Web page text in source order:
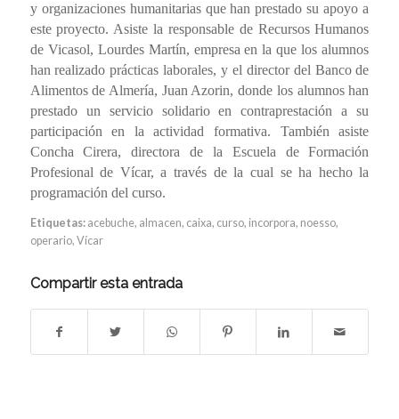
y organizaciones humanitarias que han prestado su apoyo a
este proyecto. Asiste la responsable de Recursos Humanos
de Vicasol, Lourdes Martín, empresa en la que los alumnos
han realizado prácticas laborales, y el director del Banco de
Alimentos de Almería, Juan Azorin, donde los alumnos han
prestado un servicio solidario en contraprestación a su
participación en la actividad formativa. También asiste
Concha Cirera, directora de la Escuela de Formación
Profesional de Vícar, a través de la cual se ha hecho la
programación del curso.
Etiquetas: acebuche, almacen, caixa, curso, incorpora, noesso,
operario, Vícar
Compartir esta entrada